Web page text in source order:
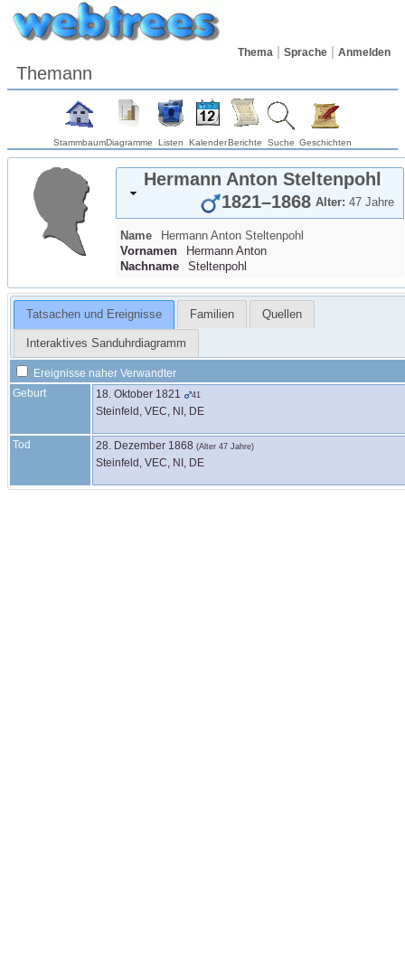
Thema Sprache Anmelden
Themann
StammbaumDiagramme Listen KalenderBerichte Suche Geschichten
Hermann Anton Steltenpohl
Alter: 47 Jahre
1821–1868
Name Hermann Anton Steltenpohl
Vornamen
Hermann Anton
Nachname
Steltenpohl
Tatsachen und Ereignisse Familien Quellen
Interaktives Sanduhrdiagramm
Ereignisse naher Verwandter
Geburt
18. Oktober 1821 41
Steinfeld, VEC, NI, DE
Tod 28. Dezember 1868 (Alter 47 Jahre)
Steinfeld, VEC, NI, DE